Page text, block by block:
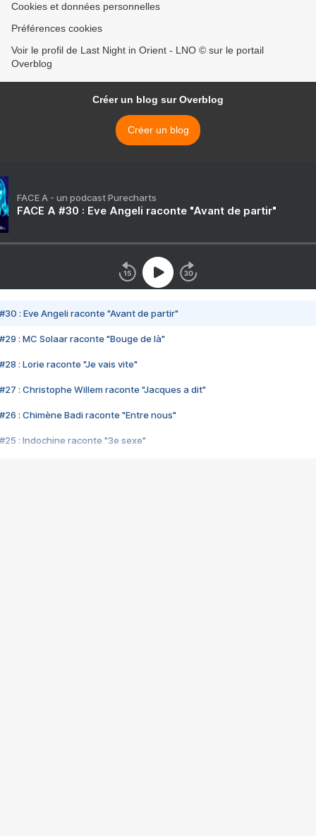
Cookies et données personnelles
Préférences cookies
Voir le profil de Last Night in Orient - LNO © sur le portail
Overblog
Créer un blog sur Overblog
Créer un blog
FACE A - un podcast Purecharts
FACE A #30 : Eve Angeli raconte "Avant de partir"
#30 : Eve Angeli raconte "Avant de partir"
#29 : MC Solaar raconte "Bouge de là"
#28 : Lorie raconte "Je vais vite"
#27 : Christophe Willem raconte "Jacques a dit"
#26 : Chimène Badi raconte "Entre nous"
#25 : Indochine raconte "3e sexe"